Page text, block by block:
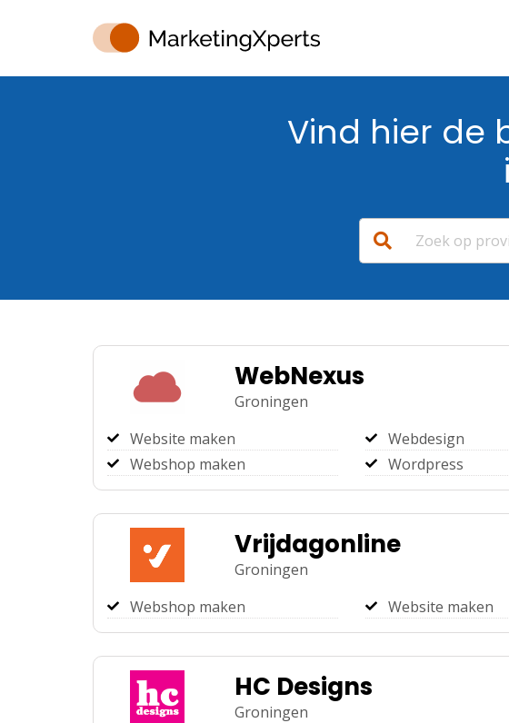
Vind hier de
WebNexus
Groningen
Website maken
Webdesign
Webshop maken
Wordpress
Vrijdagonline
Groningen
Webshop maken
Website maken
HC Designs
Groningen